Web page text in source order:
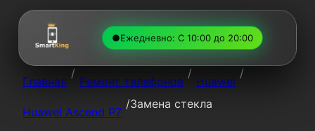
●Ежедневно: С 10:00 до 20:00
Главная
/
Ремонт телефонов
/
Huawei
/
Huawei Ascend P7
/Замена стекла